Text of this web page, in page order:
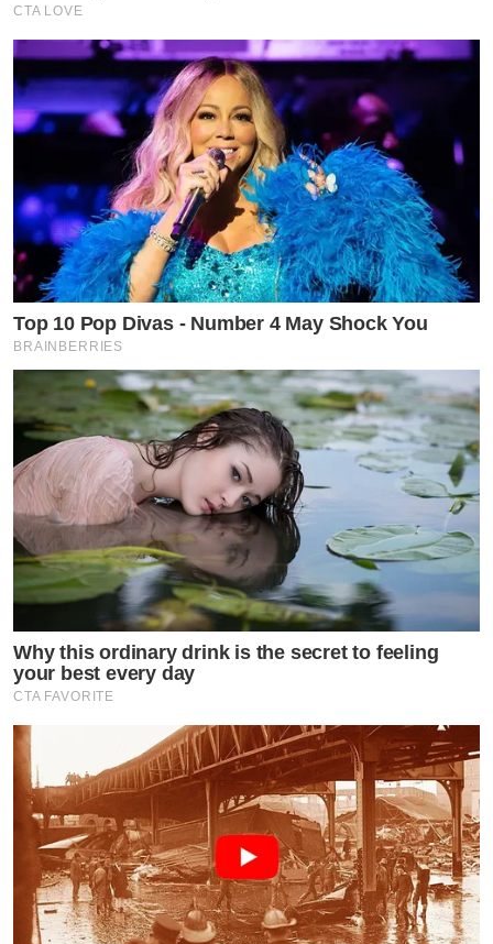
​งานนี้ไม่ได้มาแค่ภาพนิ่ง เพราะความนัวมันอยู่ที่ท่าโพสต์
และความใกล้ชิดที่เห็นแล้วต้องร้องขอชีวิต กล้ามอกแน่นๆ
ของพี่นัททิวที่น้องเจฟคอนเฟิร์มว่า ‘นุ่ม’ เอ้ย! ‘แน่น’ จนต้อง
คว้ามาครองแบบนี้ ทำเอาชาวเน็ตแห่กดไลก์รัวๆ ใครเห็น
เป็นต้องยอมในความกิ่งทองใบหยกสายสปอร์ตคู่นี้จริงๆ ค่ะ
เห็นแล้วอยากจะขอไปเป็นเทรนเนอร์ส่วนตัวให้จริงๆ เลย
เชียว!”
CTA LOVE
Top 10 Pop Divas - Number 4 May Shock You
BRAINBERRIES
Why this ordinary drink is the secret to feeling
your best every day
CTA FAVORITE